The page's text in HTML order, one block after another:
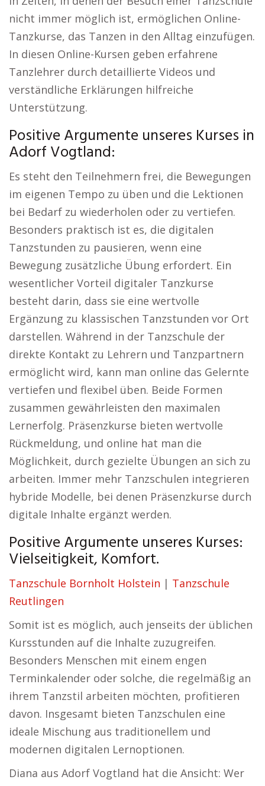
nicht immer möglich ist, ermöglichen Online-
Tanzkurse, das Tanzen in den Alltag einzufügen.
In diesen Online-Kursen geben erfahrene
Tanzlehrer durch detaillierte Videos und
verständliche Erklärungen hilfreiche
Unterstützung.
Positive Argumente unseres Kurses in
Adorf Vogtland:
Es steht den Teilnehmern frei, die Bewegungen
im eigenen Tempo zu üben und die Lektionen
bei Bedarf zu wiederholen oder zu vertiefen.
Besonders praktisch ist es, die digitalen
Tanzstunden zu pausieren, wenn eine
Bewegung zusätzliche Übung erfordert. Ein
wesentlicher Vorteil digitaler Tanzkurse
besteht darin, dass sie eine wertvolle
Ergänzung zu klassischen Tanzstunden vor Ort
darstellen. Während in der Tanzschule der
direkte Kontakt zu Lehrern und Tanzpartnern
ermöglicht wird, kann man online das Gelernte
vertiefen und flexibel üben. Beide Formen
zusammen gewährleisten den maximalen
Lernerfolg. Präsenzkurse bieten wertvolle
Rückmeldung, und online hat man die
Möglichkeit, durch gezielte Übungen an sich zu
arbeiten. Immer mehr Tanzschulen integrieren
hybride Modelle, bei denen Präsenzkurse durch
digitale Inhalte ergänzt werden.
Positive Argumente unseres Kurses:
Vielseitigkeit, Komfort.
Tanzschule Bornholt Holstein | Tanzschule
Reutlingen
Somit ist es möglich, auch jenseits der üblichen
Kursstunden auf die Inhalte zuzugreifen.
Besonders Menschen mit einem engen
Terminkalender oder solche, die regelmäßig an
ihrem Tanzstil arbeiten möchten, profitieren
davon. Insgesamt bieten Tanzschulen eine
ideale Mischung aus traditionellem und
modernen digitalen Lernoptionen.
Diana aus Adorf Vogtland hat die Ansicht: Wer